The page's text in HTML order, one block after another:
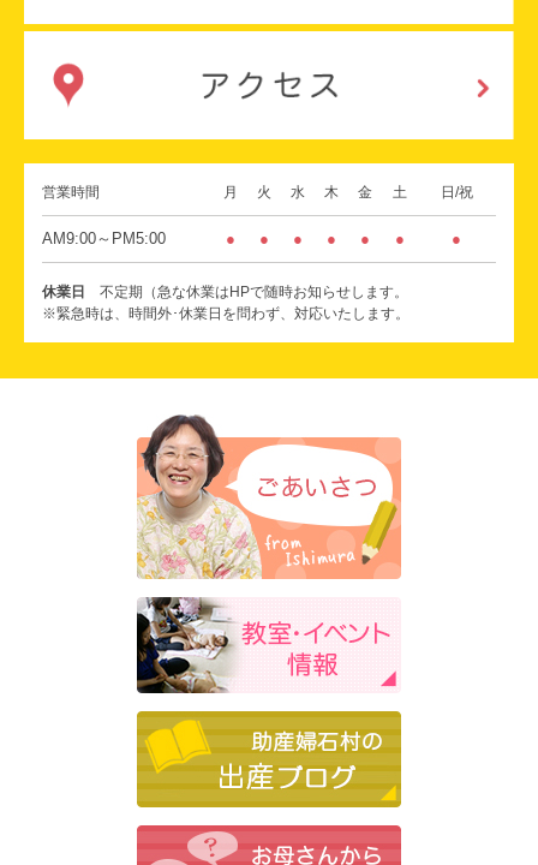
営業時間 月 火 水 木 金 土 日/祝
AM9:00～PM5:00 ● ● ● ● ● ● ●
休業日
不定期（急な休業はHPで随時お知らせします。
※緊急時は、時間外･休業日を問わず、対応いたします。